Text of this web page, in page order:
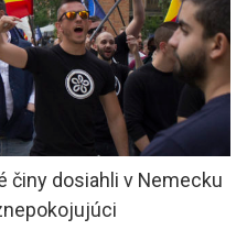
činy dosiahli v Nemecku